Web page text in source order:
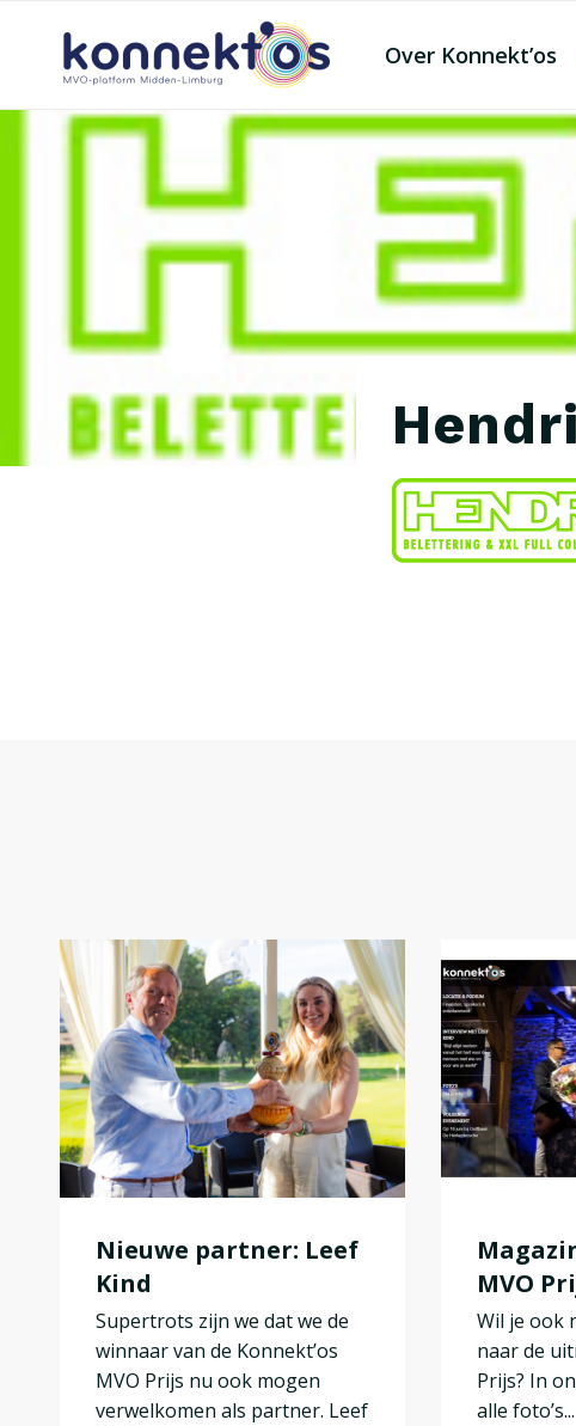
Over Konnekt’os
Nieuwe partner: Leef
Kind
Supertrots zijn we dat we de
winnaar van de Konnekt’os
MVO Prijs nu ook mogen
verwelkomen als partner. Leef
MVO
Wil je ook
naar de
Prijs? In
alle foto’s...